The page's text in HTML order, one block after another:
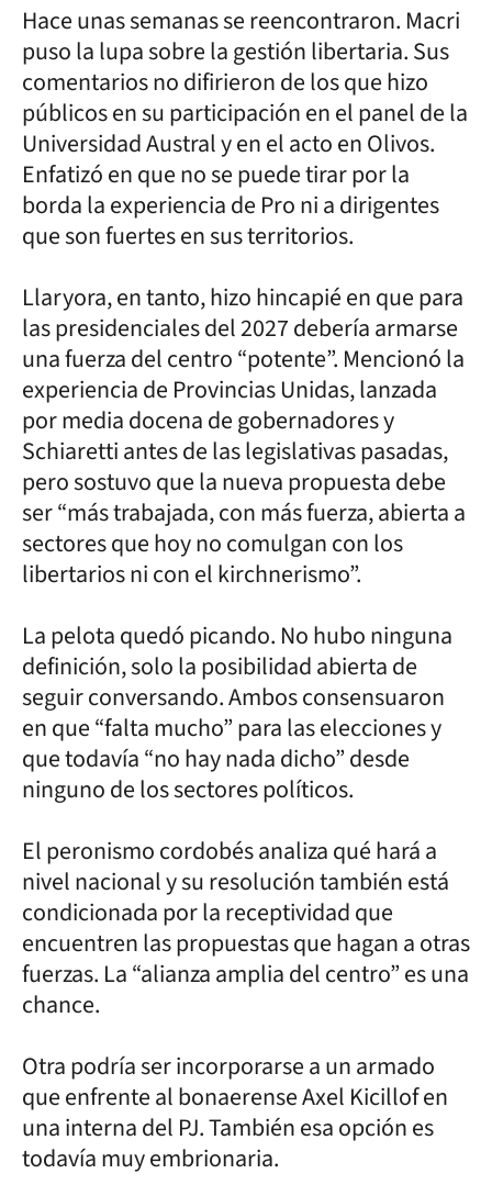
Hace unas semanas se reencontraron. Macri
puso la lupa sobre la gestión libertaria. Sus
comentarios no difirieron de los que hizo
públicos en su participación en el panel de la
Universidad Austral y en el acto en Olivos.
Enfatizó en que no se puede tirar por la
borda la experiencia de Pro ni a dirigentes
que son fuertes en sus territorios.
Llaryora, en tanto, hizo hincapié en que para
las presidenciales del 2027 debería armarse
una fuerza del centro “potente”. Mencionó la
experiencia de Provincias Unidas, lanzada
por media docena de gobernadores y
Schiaretti antes de las legislativas pasadas,
pero sostuvo que la nueva propuesta debe
ser “más trabajada, con más fuerza, abierta a
sectores que hoy no comulgan con los
libertarios ni con el kirchnerismo”.
La pelota quedó picando. No hubo ninguna
definición, solo la posibilidad abierta de
seguir conversando. Ambos consensuaron
en que “falta mucho” para las elecciones y
que todavía “no hay nada dicho” desde
ninguno de los sectores políticos.
El peronismo cordobés analiza qué hará a
nivel nacional y su resolución también está
condicionada por la receptividad que
encuentren las propuestas que hagan a otras
fuerzas. La “alianza amplia del centro” es una
chance.
Otra podría ser incorporarse a un armado
que enfrente al bonaerense Axel Kicillof en
una interna del PJ. También esa opción es
todavía muy embrionaria.